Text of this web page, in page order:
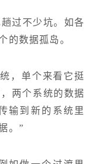
过不少坑。如各
的数据孤岛。
，单个来看它挺
两个系统的数据
输到新的系统里
。”